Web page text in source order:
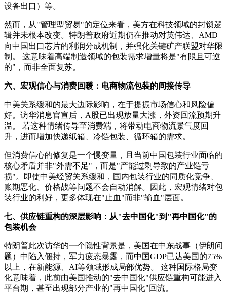
设备出口）等。
然而，从"管理型贸易"的定位来看，美方在科技领域的封锁逻
辑并未根本改变。特朗普政府近期仍在推动对英伟达、AMD
向中国出口芯片的利润分成机制，并强化关键矿产联盟对华限
制。 这意味着高端制造领域的包装需求增量将是"有限且可逆
的"，而非全面复苏。
六、宏观信心与消费回暖：电商物流包装的间接传导
中美关系缓和的最大边际影响，在于提振市场信心和风险偏
好。访华消息官宣后，A股已出现放量大涨，外资回流预期升
温。 若这种情绪传导至消费端，将带动电商物流景气度回
升，进而增加快递纸箱、冷链包装、循环箱的需求。
但消费信心的修复是一个慢变量，且当前中国包装行业面临的
核心矛盾并非"外需不足"，而是"产能过剩导致的产业链亏
损"。即使中美经贸关系缓和，国内包装行业的同质化竞争、
账期恶化、价格战等问题不会自动消解。因此，宏观情绪对包
装行业的利好，更多体现在"止血"而非"输血"层面。
七、供应链重构的深层影响：从"去中国化"到"再中国化"的
包装机会
特朗普此次访华的一个隐性背景是，美国在中东战事（伊朗问
题）中陷入僵持，军力疲态暴露，而中国GDP已达美国的75%
以上，在新能源、AI等领域形成局部优势。 这种国际格局变
化意味着，此前由美国推动的"去中国化"供应链重构可能进入
平台期，甚至出现部分产业的"再中国化"回流。